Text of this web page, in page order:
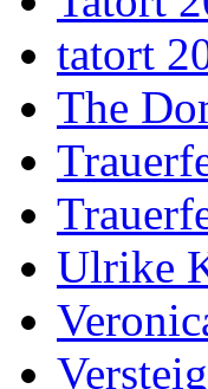
tatort
The
Ulrike